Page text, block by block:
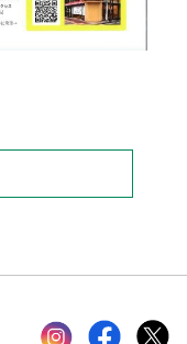
Instagramfacebook